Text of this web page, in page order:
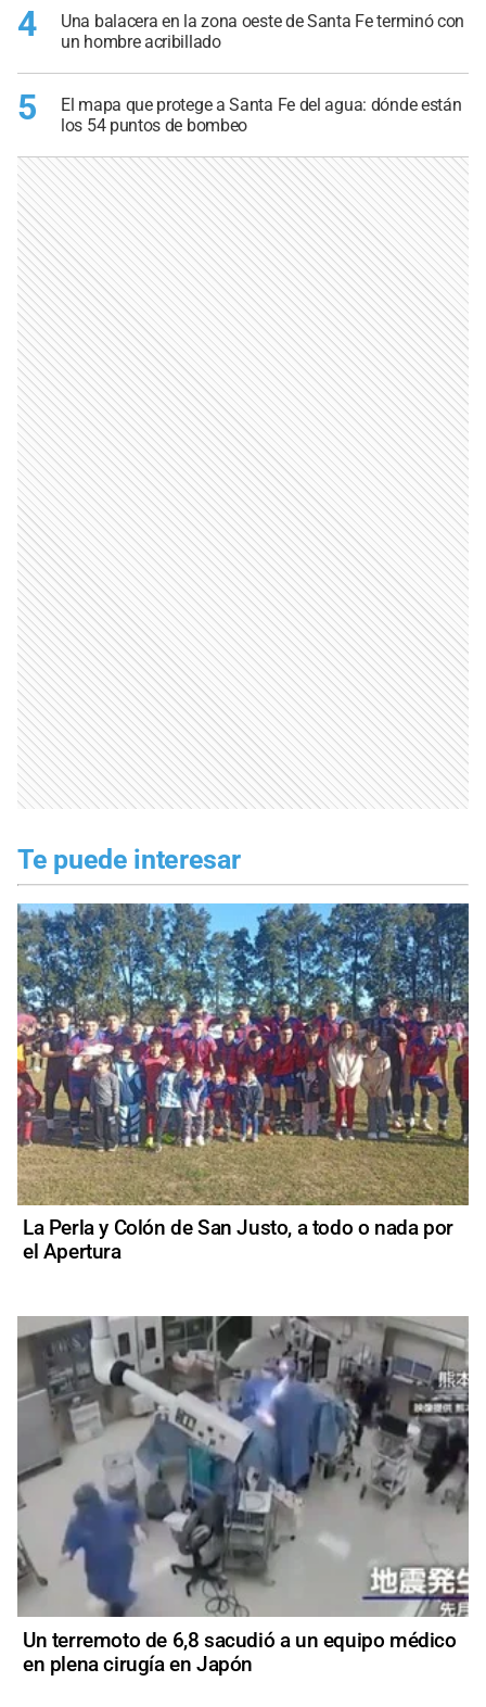
4
Una balacera en la zona oeste de Santa Fe terminó con
un hombre acribillado
5
El mapa que protege a Santa Fe del agua: dónde están
los 54 puntos de bombeo
Te puede interesar
La Perla y Colón de San Justo, a todo o nada por
el Apertura
Un terremoto de 6,8 sacudió a un equipo médico
en plena cirugía en Japón